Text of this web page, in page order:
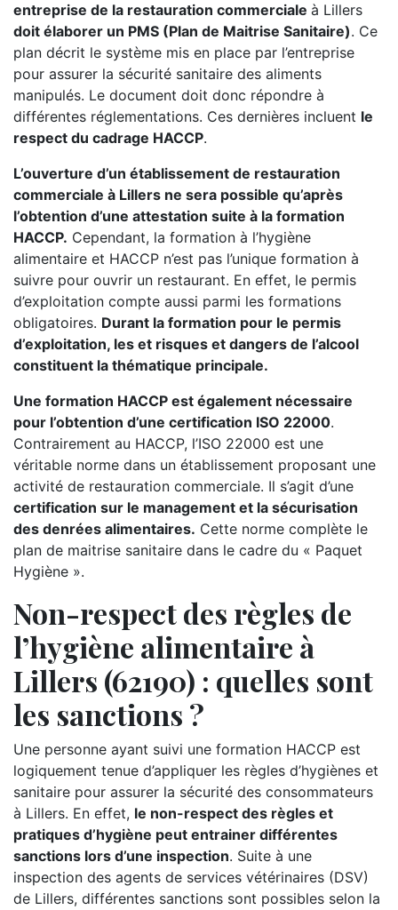
entreprise de la restauration commerciale à Lillers
doit élaborer un PMS (Plan de Maitrise Sanitaire). Ce
plan décrit le système mis en place par l’entreprise
pour assurer la sécurité sanitaire des aliments
manipulés. Le document doit donc répondre à
différentes réglementations. Ces dernières incluent le
respect du cadrage HACCP.
L’ouverture d’un établissement de restauration
commerciale à Lillers ne sera possible qu’après
l’obtention d’une attestation suite à la formation
HACCP. Cependant, la formation à l’hygiène
alimentaire et HACCP n’est pas l’unique formation à
suivre pour ouvrir un restaurant. En effet, le permis
d’exploitation compte aussi parmi les formations
obligatoires. Durant la formation pour le permis
d’exploitation, les et risques et dangers de l’alcool
constituent la thématique principale.
Une formation HACCP est également nécessaire
pour l’obtention d’une certification ISO 22000.
Contrairement au HACCP, l’ISO 22000 est une
véritable norme dans un établissement proposant une
activité de restauration commerciale. Il s’agit d’une
certification sur le management et la sécurisation
des denrées alimentaires. Cette norme complète le
plan de maitrise sanitaire dans le cadre du « Paquet
Hygiène ».
Non-respect des règles de
l’hygiène alimentaire à
Lillers (62190) : quelles sont
les sanctions ?
Une personne ayant suivi une formation HACCP est
logiquement tenue d’appliquer les règles d’hygiènes et
sanitaire pour assurer la sécurité des consommateurs
à Lillers. En effet, le non-respect des règles et
pratiques d’hygiène peut entrainer différentes
sanctions lors d’une inspection. Suite à une
inspection des agents de services vétérinaires (DSV)
de Lillers, différentes sanctions sont possibles selon la